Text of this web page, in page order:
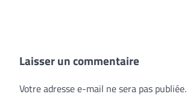
Laisser un commentaire
Votre adresse e-mail ne sera pas publiée.